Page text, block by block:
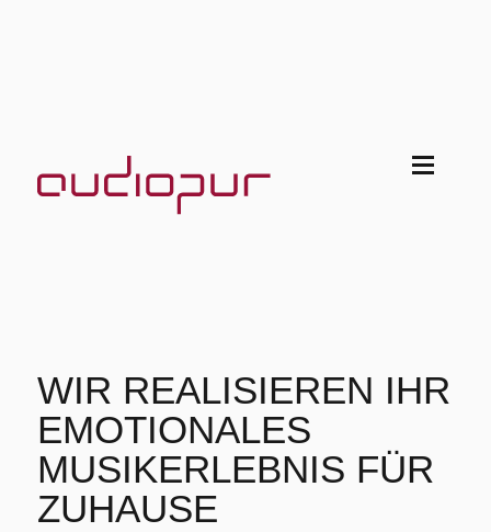
WIR REALISIEREN IHR
EMOTIONALES
MUSIKERLEBNIS FÜR
ZUHAUSE